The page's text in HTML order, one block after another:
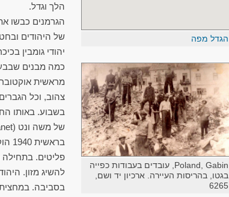
הגדל מפה
Poland, Gabin, עובדים בעבודות כפייה
בגטו, בהריסות העיירה. ארכיון יד ושם,
6265
הלך וגדל.
יהודי גומבין
כמה מבנים
צהוב, וכל
בשבוע. באותו
של משה ונט (Vanet).
פליטים. בתחילה
להשיג מזון.